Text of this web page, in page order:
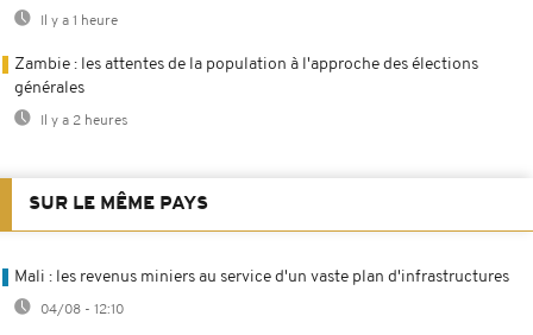
Il y a 1 heure
Zambie : les attentes de la population à l'approche des élections
générales
Il y a 2 heures
SUR LE MÊME PAYS
Mali : les revenus miniers au service d'un vaste plan d'infrastructures
04/08 - 12:10